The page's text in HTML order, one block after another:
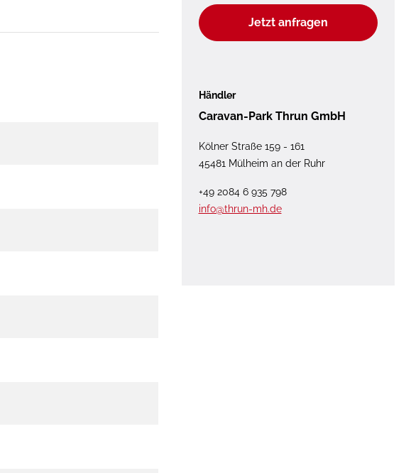
Jetzt anfragen
Händler
Caravan-Park Thrun GmbH
Kölner Straße 159 - 161
45481 Mülheim an der Ruhr
+49 2084 6 935 798
info@thrun-mh.de